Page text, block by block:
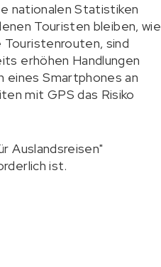
nationalen Statistiken
Touristen bleiben, wie
sind
erhöhen Handlungen
eines Smartphones an
mit GPS das Risiko
Auslandsreisen"
ist.